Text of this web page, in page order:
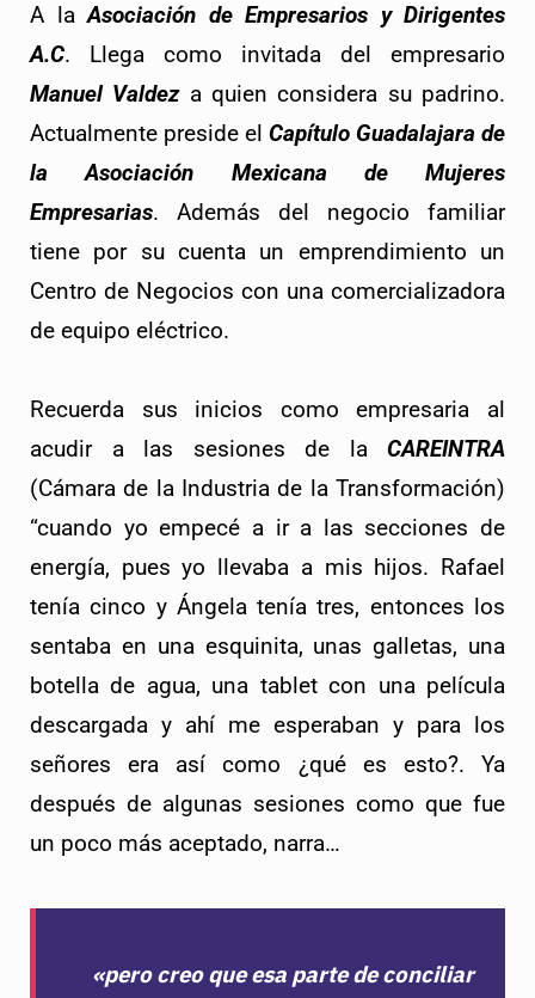
A la Asociación de Empresarios y Dirigentes
A.C
Manuel Valdez
Actualmente preside el Capítulo Guadalajara de
la Asociación Mexicana de Mujeres
Empresarias. Además del negocio familiar
tiene por su cuenta un emprendimiento un
Centro de Negocios con una comercializadora
de equipo eléctrico.
Recuerda sus inicios como empresaria al
acudir a las sesiones de la CAREINTRA
“cuando yo empecé a ir a las secciones de
energía, pues yo llevaba a mis hijos. Rafael
tenía cinco y Ángela tenía tres, entonces los
sentaba en una esquinita, unas galletas, una
botella de agua, una tablet con una película
descargada y ahí me esperaban y para los
señores era así como ¿qué es esto?. Ya
después de algunas sesiones como que fue
un poco más aceptado, narra…
«pero creo que esa parte de conciliar